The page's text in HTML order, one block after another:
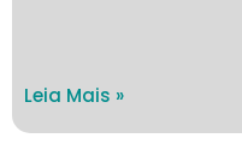
Leia Mais »